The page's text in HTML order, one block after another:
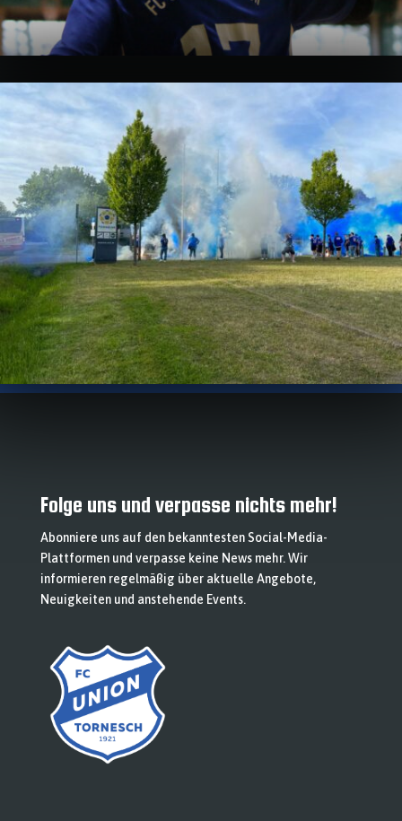
Folge uns und verpasse nichts mehr!
Abonniere uns auf den bekanntesten Social-Media-
Plattformen und verpasse keine News mehr. Wir
informieren regelmäßig über aktuelle Angebote,
Neuigkeiten und anstehende Events.